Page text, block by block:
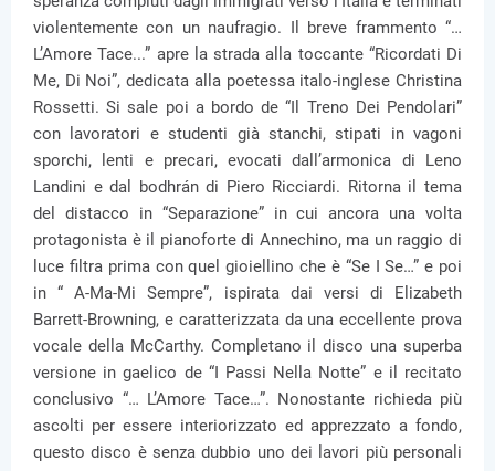
violentemente con un naufragio. Il breve frammento “…
L’Amore Tace...” apre la strada alla toccante “Ricordati Di
Me, Di Noi”, dedicata alla poetessa italo-inglese Christina
Rossetti. Si sale poi a bordo de “Il Treno Dei Pendolari”
con lavoratori e studenti già stanchi, stipati in vagoni
sporchi, lenti e precari, evocati dall’armonica di Leno
Landini e dal bodhrán di Piero Ricciardi. Ritorna il tema
del distacco in “Separazione” in cui ancora una volta
protagonista è il pianoforte di Annechino, ma un raggio di
luce filtra prima con quel gioiellino che è “Se I Se…” e poi
in “ A-Ma-Mi Sempre”, ispirata dai versi di Elizabeth
Barrett-Browning, e caratterizzata da una eccellente prova
vocale della McCarthy. Completano il disco una superba
versione in gaelico de “I Passi Nella Notte” e il recitato
conclusivo “… L’Amore Tace…”. Nonostante richieda più
ascolti per essere interiorizzato ed apprezzato a fondo,
questo disco è senza dubbio uno dei lavori più personali